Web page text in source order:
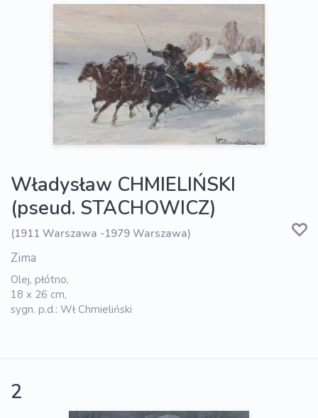
Władysław CHMIELIŃSKI
(pseud. STACHOWICZ)
(1911 Warszawa -1979 Warszawa)
Zima
Olej, płótno,
18 x 26 cm,
sygn. p.d.: Wł Chmieliński
2